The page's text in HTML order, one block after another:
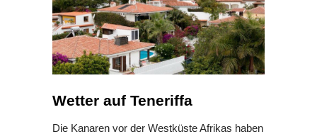
Wetter auf Teneriffa
Die Kanaren vor der Westküste Afrikas haben